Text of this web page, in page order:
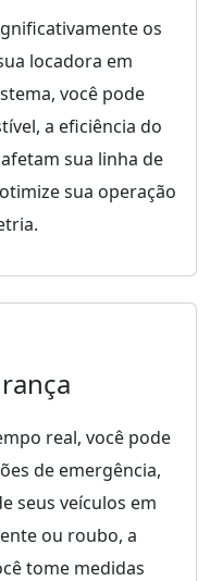
os
locadora em
você pode
a eficiência do
sua linha de
sua operação
real, você pode
de emergência,
seus veículos em
ou roubo, a
tome medidas